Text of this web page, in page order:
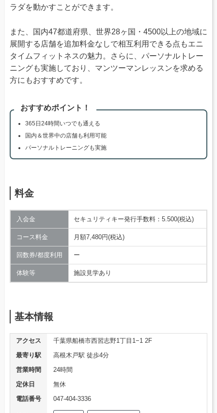
ラダを動かすことができます。
また、国内47都道府県、世界28ヶ国・4500以上の地域に
展開する店舗を追加料金なしで相互利用できる点もエニ
タイムフィットネスの魅力。さらに、パーソナルトレー
ニングも実施しており、マンツーマンレッスンを求める
方にもおすすめです。
おすすめポイント！
365日24時間いつでも通える
国内＆世界中の店舗も利用可能
パーソナルトレーニングも実施
料金
入会金 セキュリティキー発行手数料：5.500(税込)
コース料金 月額7,480円(税込)
回数券/都度利用 ー
体験等 施設見学あり
基本情報
アクセス
千葉県船橋市西習志野1丁目1−1 2F
最寄り駅
高根木戸駅 徒歩4分
営業時間
24時間
定休日
無休
電話番号
047-404-3336